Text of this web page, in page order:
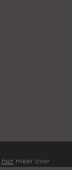
hier meer over